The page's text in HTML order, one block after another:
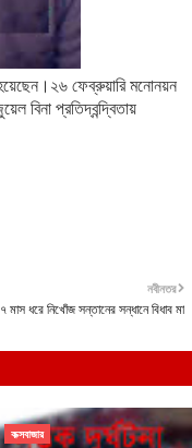
হয়েছেন।২৬ ফেব্রুয়ারি মনোনয়ন
বিনা প্রতিদ্বন্দ্বিতায়
নবীনতর
মাস ধরে নিখোঁজ সন্তানের সন্ধানে বিধাব মা
কক্সবাজার